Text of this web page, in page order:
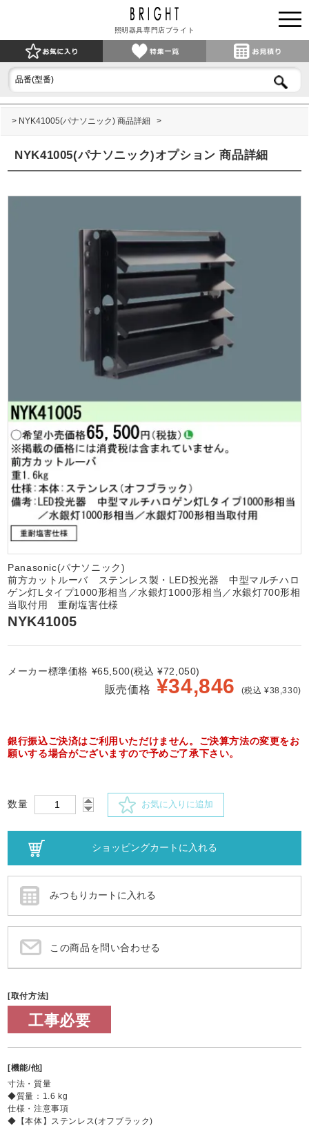
照明器具専門店ブライト
NYK41005(パナソニック) 商品詳細
NYK41005(パナソニック)オプション 商品詳細
Panasonic(パナソニック)
前方カットルーバ ステンレス製・LED投光器 中型マルチハロ
ゲン灯Lタイプ1000形相当／水銀灯1000形相当／水銀灯700形相
当取付用 重耐塩害仕様
NYK41005
メーカー標準価格 ¥65,500(税込 ¥72,050)
販売価格 ¥34,846 (税込 ¥38,330)
銀行振込ご決済はご利用いただけません。ご決算方法の変更をお
願いする場合がございますので予めご了承下さい。
数量 お気に入りに追加
この商品を問い合わせる
[取付方法]
工事必要
[機能/他]
寸法・質量
◆質量：1.6 kg
仕様・注意事項
◆【本体】ステンレス(オフブラック)